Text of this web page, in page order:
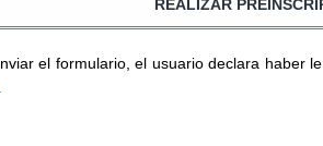
el formulario, el usuario declara haber